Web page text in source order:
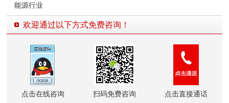
能源行业
欢迎通过以下方式免费咨询！
点击在线咨询 扫码免费咨询 点击直接通话